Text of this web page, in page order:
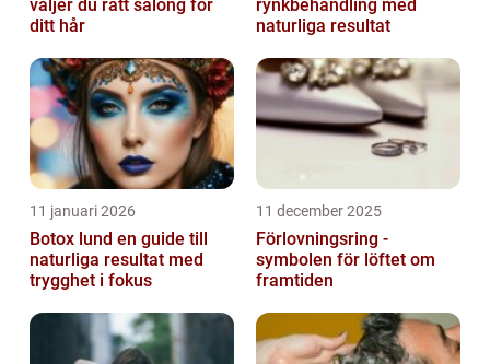
väljer du rätt salong för
ditt hår
rynkbehandling med
naturliga resultat
11 januari 2026
Botox lund en guide till
naturliga resultat med
trygghet i fokus
11 december 2025
Förlovningsring -
symbolen för löftet om
framtiden